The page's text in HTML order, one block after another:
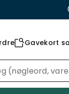
Gavekort